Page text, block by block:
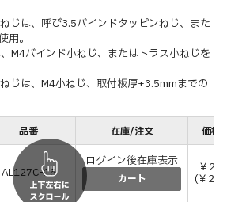
じは、呼び3.5バインドタッピンねじ、また
用。
M4バインド小ねじ、またはトラス小ねじを
じは、M4小ねじ、取付板厚+3.5mmまでの
品番 在庫/注文 価格(
AL127C-15
ログイン後在庫表示
カート
￥
(￥